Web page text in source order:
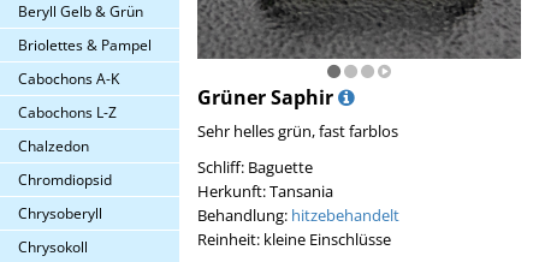
Beryll Gelb & Grün
Briolettes & Pampel
Cabochons A-K
Cabochons L-Z
Chalzedon
Chromdiopsid
Chrysoberyll
Chrysokoll
Grüner Saphir
Sehr helles grün, fast farblos
Schliff: Baguette
Herkunft: Tansania
Behandlung: hitzebehandelt
Reinheit: kleine Einschlüsse